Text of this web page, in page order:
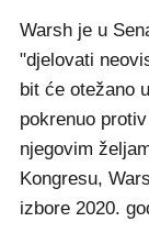
Warsh je u
"djelovati
bit će otežano
pokrenuo
njegovim
Kongresu,
izbore 2020.